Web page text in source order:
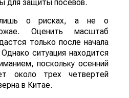
для защиты посевов.
о рисках, а не о
Оценить масштаб
только после начала
ситуация находится
поскольку осенний
около трех четвертей
в Китае.